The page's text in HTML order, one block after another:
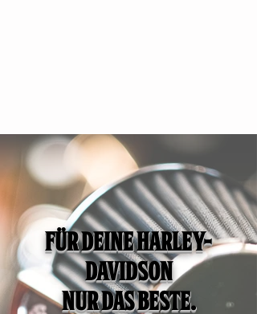
Für deine Harley-
Davidson
nur das Beste.